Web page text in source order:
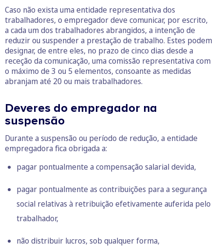
Caso não exista uma entidade representativa dos
trabalhadores, o empregador deve comunicar, por escrito,
a cada um dos trabalhadores abrangidos, a intenção de
reduzir ou suspender a prestação de trabalho. Estes podem
designar, de entre eles, no prazo de cinco dias desde a
receção da comunicação, uma comissão representativa com
o máximo de 3 ou 5 elementos, consoante as medidas
abranjam até 20 ou mais trabalhadores.
Deveres do empregador na
suspensão
Durante a suspensão ou período de redução, a entidade
empregadora fica obrigada a:
pagar pontualmente a compensação salarial devida,
pagar pontualmente as contribuições para a segurança
social relativas à retribuição efetivamente auferida pelo
trabalhador,
não distribuir lucros, sob qualquer forma,